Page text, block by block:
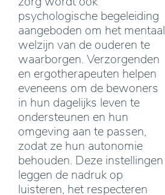
psychologische begeleiding
aangeboden om het mentaal
welzijn van de ouderen te
waarborgen. Verzorgenden
en ergotherapeuten helpen
eveneens om de bewoners
in hun dagelijks leven te
ondersteunen en hun
omgeving aan te passen,
zodat ze hun autonomie
behouden. Deze instellingen
leggen de nadruk op
luisteren, het respecteren